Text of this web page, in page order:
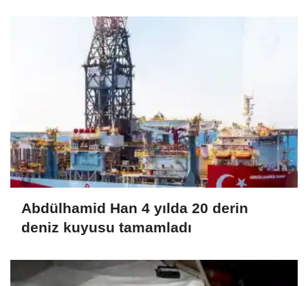
Abdülhamid Han 4 yılda 20 derin
deniz kuyusu tamamladı